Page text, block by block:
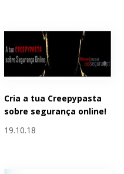
Cria a tua Creepypasta
sobre segurança online!
19.10.18